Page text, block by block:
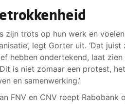
zijn trots op hun werk en
legt Gorter uit. ‘Dat juist
hebben ondertekend, laat zien
is niet zomaar een protest,
en samenwerking.’
FNV en CNV roept Rabobank